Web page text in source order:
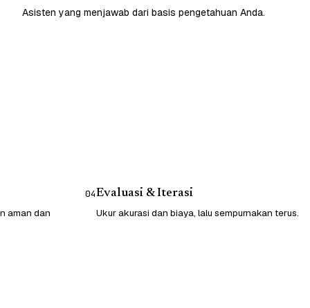
Asisten yang menjawab dari basis pengetahuan Anda.
aman dan
04Evaluasi & Iterasi
Ukur akurasi dan biaya, lalu sempurnakan terus.